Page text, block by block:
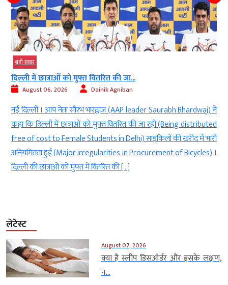
बड़ी खबर
दिल्ली में छात्राओं को मुफ्त वितरित की जा...
August 06, 2026 Dainik Agniban
नई दिल्ली । आप नेता सौरभ भारद्वाज (AAP leader Saurabh Bhardwaj) ने
कहा कि दिल्ली में छात्राओं को मुफ्त वितरित की जा रही (Being distributed
free of cost to Female Students in Delhi) साइकिलों की खरीद में भारी
अनियमितता हुई (Major irregularities in Procurement of Bicycles) ।
दिल्ली की छात्राओं को मुफ्त में वितरित की […]
लेटेस्ट
August 07, 2026
क्या है स्लीप डिसऑर्डर और इसके लक्षण,
न...